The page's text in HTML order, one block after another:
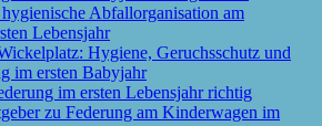
Hygiene, Geruchsschutz und
im ersten Babyjahr